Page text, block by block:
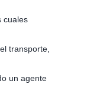
cuales
transporte,
un agente